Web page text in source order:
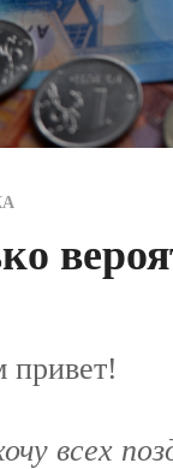
привет!
всех